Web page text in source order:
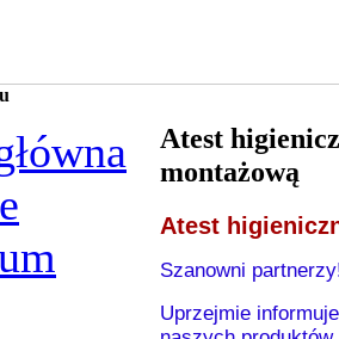
Atest
montażową
Atest
Szanowni
Uprzejmie